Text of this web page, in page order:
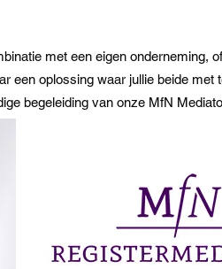
met een eigen onderneming,
een oplossing waar jullie beide met
begeleiding van onze MfN